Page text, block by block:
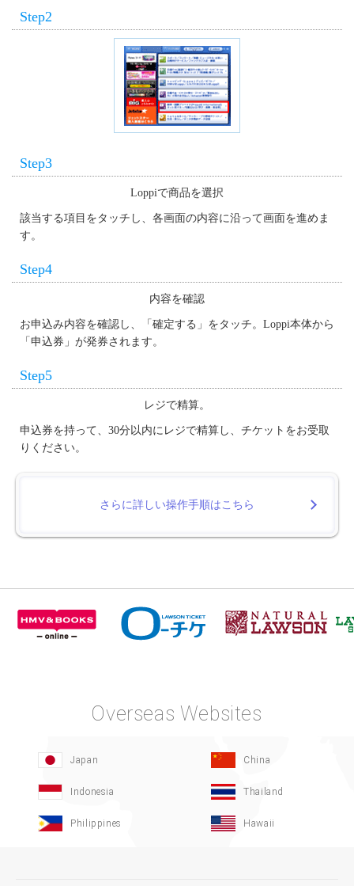
Step2
Step3
Loppiで商品を選択
該当する項目をタッチし、各画面の内容に沿って画面を進めま
す。
Step4
内容を確認
お申込み内容を確認し、「確定する」をタッチ。Loppi本体から
「申込券」が発券されます。
Step5
レジで精算。
申込券を持って、30分以内にレジで精算し、チケットをお受取
りください。
さらに詳しい操作手順はこちら
Overseas Websites
Japan China
Indonesia Thailand
Philippines Hawaii